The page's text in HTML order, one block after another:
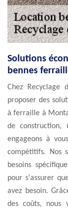
Solutions
bennes
Chez Recyclage
proposer des
à ferraille à
de construction,
engageons à
compétitifs. Nos
besoins
pour s'assurer
avez besoin.
des coûts, nous